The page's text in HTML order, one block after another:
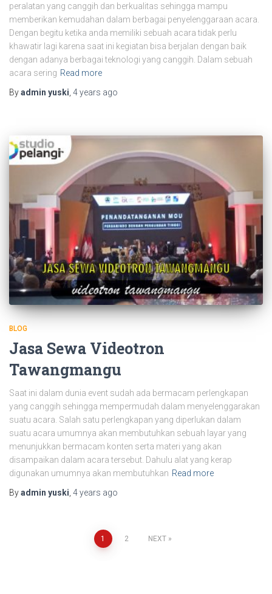
peralatan yang canggih dan berkualitas sehingga mampu
memberikan kemudahan dalam berbagai penyelenggaraan acara.
Dengan begitu ketika anda memiliki sebuah acara tidak perlu
khawatir lagi karena saat ini kegiatan bisa berjalan dengan baik
dengan adanya berbagai teknologi yang canggih. Dalam sebuah
acara sering Read more
Byadmin yuski 4 years ago
BLOG
Jasa Sewa Videotron
Tawangmangu
Saat ini dalam dunia event sudah ada bermacam perlengkapan
yang canggih sehingga mempermudah dalam menyelenggarakan
suatu acara. Salah satu perlengkapan yang diperlukan dalam
suatu acara umumnya akan membutuhkan sebuah layar yang
menunjukkan bermacam konten serta materi yang akan
disampaikan dalam acara tersebut. Dahulu alat yang kerap
digunakan umumnya akan membutuhkan Read more
Byadmin yuski 4 years ago
1 2 NEXT